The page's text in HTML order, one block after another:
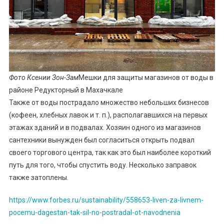
Фото Ксении Зон-ЗамМешки для защиты магазинов от воды в
районе Редукторный в Махачкале
Также от воды пострадало множество небольших бизнесов
(кофеен, хлебных лавок и т. п.), располагавшихся на первых
этажах зданий и в подвалах. Хозяин одного из магазинов
сантехники вынужден был согласиться открыть подвал
своего торгового центра, так как это был наиболее короткий
путь для того, чтобы спустить воду. Несколько заправок
также затоплены.
https://www.forbes.ru/sustainability/558653-liven-za-livnem-
pocemu-dagestan-tak-sil-no-postradal-ot-navodnenia